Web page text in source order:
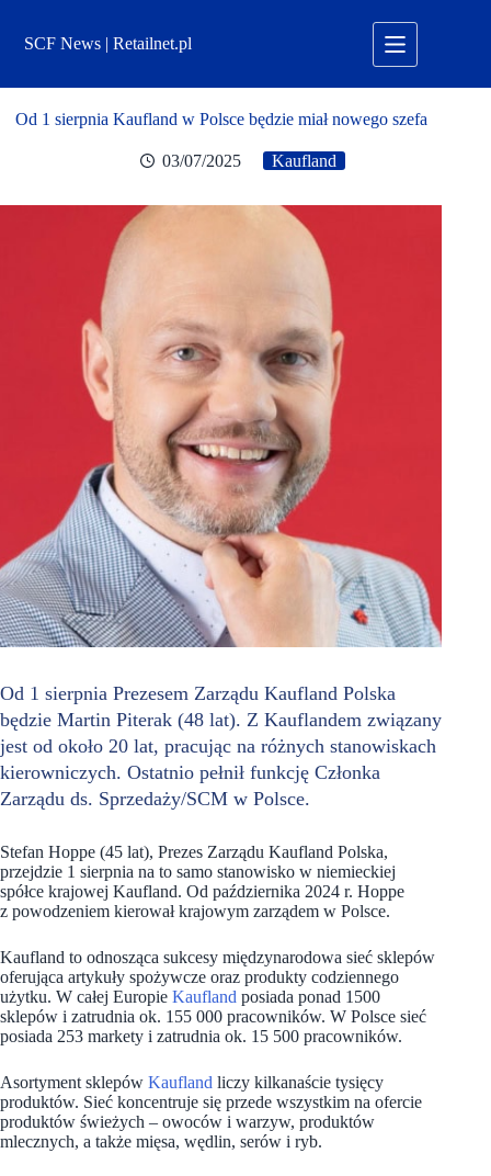
treściSCF News | Retailnet.pl
Od 1 sierpnia Kaufland w Polsce będzie miał nowego szefa
03/07/2025 Kaufland
Od 1 sierpnia Prezesem Zarządu Kaufland Polska
będzie Martin Piterak (48 lat). Z Kauflandem związany
jest od około 20 lat, pracując na różnych stanowiskach
kierowniczych. Ostatnio pełnił funkcję Członka
Zarządu ds. Sprzedaży/SCM w Polsce.
Stefan Hoppe (45 lat), Prezes Zarządu Kaufland Polska,
przejdzie 1 sierpnia na to samo stanowisko w niemieckiej
spółce krajowej Kaufland. Od października 2024 r. Hoppe
z powodzeniem kierował krajowym zarządem w Polsce.
Kaufland to odnosząca sukcesy międzynarodowa sieć sklepów
oferująca artykuły spożywcze oraz produkty codziennego
użytku. W całej Europie Kaufland posiada ponad 1500
sklepów i zatrudnia ok. 155 000 pracowników. W Polsce sieć
posiada 253 markety i zatrudnia ok. 15 500 pracowników.
Asortyment sklepów Kaufland liczy kilkanaście tysięcy
produktów. Sieć koncentruje się przede wszystkim na ofercie
produktów świeżych – owoców i warzyw, produktów
mlecznych, a także mięsa, wędlin, serów i ryb.